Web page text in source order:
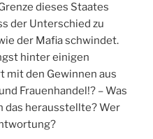
dieses Staates
der Unterschied zu
der Mafia schwindet.
hinter einigen
den Gewinnen aus
Frauenhandel!? – Was
das herausstellte? Wer